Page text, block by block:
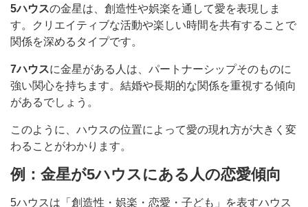
5ハウスの金星は、創造性や娯楽を通して愛を表現しま
す。クリエイティブな活動や楽しい時間を共有することで
関係を深めるタイプです。
7ハウスに金星がある人は、パートナーシップそのものに
強い関心を持ちます。結婚や長期的な関係を重視する傾向
があるでしょう。
このように、ハウスの位置によって愛の現れ方が大きく変
わることがわかります。
例：金星が5ハウスにある人の恋愛傾向
5ハウスは「創造性・娯楽・恋愛・子ども」を表すハウス